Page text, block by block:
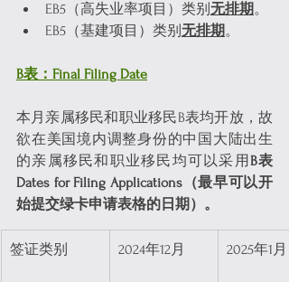
EB5（高失业率项目）类别 无排期。
EB5（基建项目）类别 无排期。
B表：Final Filing Date
本月亲属移民和职业移民B表均开放，故
欲在美国境内调整身份的中国大陆出生
的亲属移民和职业移民均可以采用 B表
Dates for Filing Applications（最早可以开
始提交绿卡申请表格的日期）。
签证类别 2024年12月 2025年1月